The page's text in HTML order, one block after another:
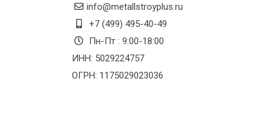
Манипулятор до 6 м, вес до 5 тн
Манипулятор до 6 м, вес до 8 тн
info@metallstroyplus.ru
+7 (499) 495-40-49
Пн-Пт : 9:00-18:00
ИНН: 5029224757
ОГРН: 1175029023036